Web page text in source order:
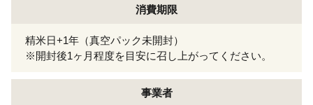
消費期限
精米日+1年（真空パック未開封）
※開封後1ヶ月程度を目安に召し上がってください。
事業者